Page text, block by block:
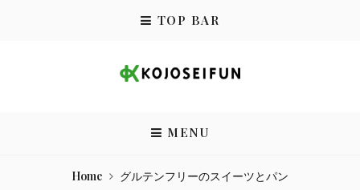
TOP BAR
MENU
Home グルテンフリーのスイーツとパン